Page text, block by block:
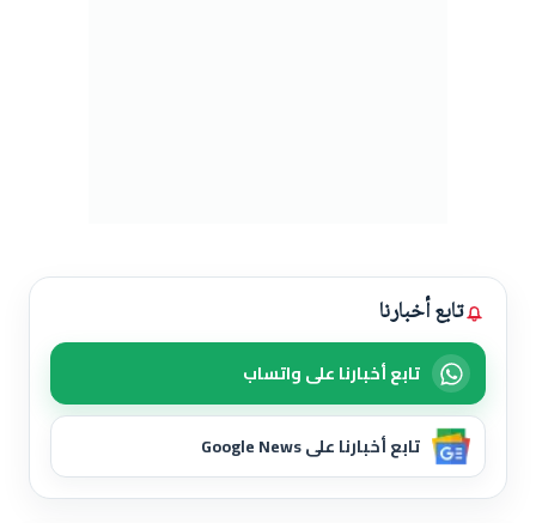
تابع أخبارنا
تابع أخبارنا على واتساب
تابع أخبارنا على Google News